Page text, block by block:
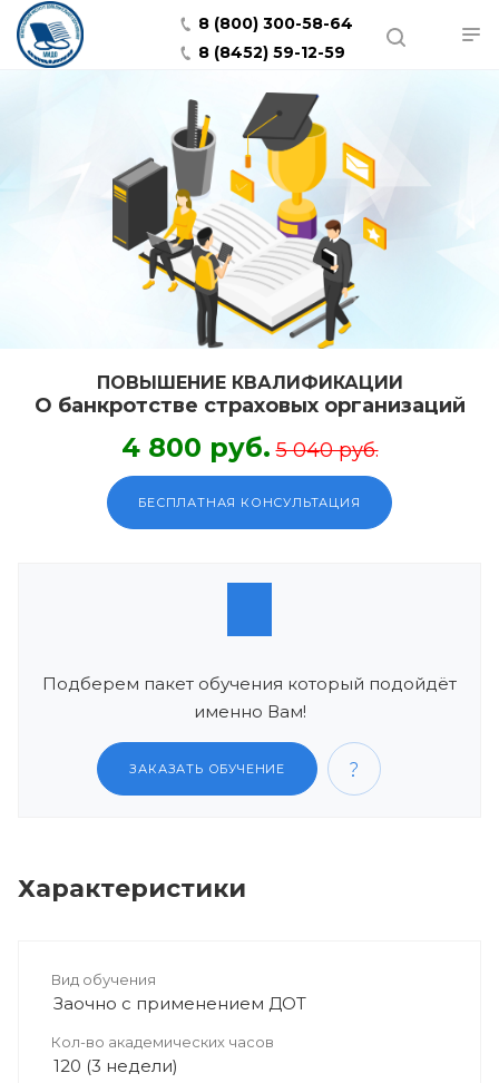
8 (800) 300-58-64
8 (8452) 59-12-59
ПОВЫШЕНИЕ КВАЛИФИКАЦИИ
О банкротстве страховых организаций
4 800 руб. 5 040 руб.
БЕСПЛАТНАЯ КОНСУЛЬТАЦИЯ
Подберем пакет обучения который подойдёт
именно Вам!
ЗАКАЗАТЬ ОБУЧЕНИЕ
Характеристики
Вид обучения
Заочно с применением ДОТ
Кол-во академических часов
120 (3 недели)